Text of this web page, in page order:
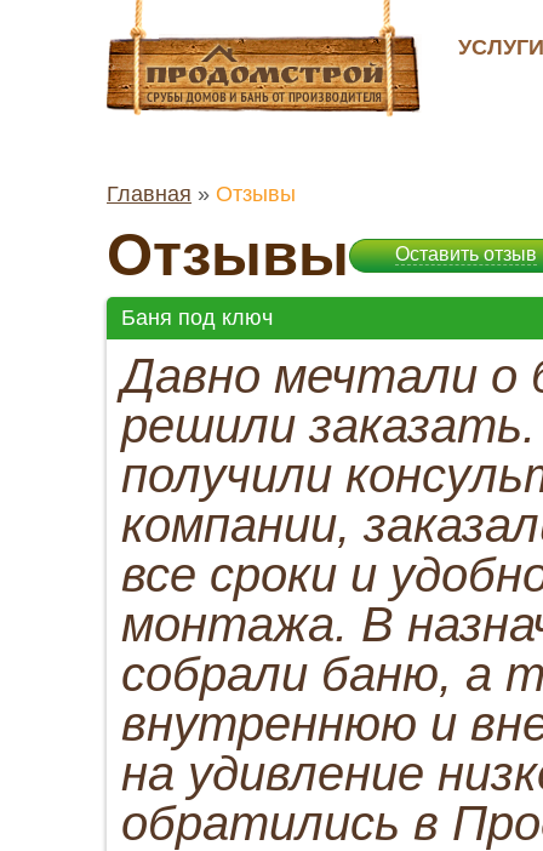
УСЛУГИ
Главная » Отзывы
Отзывы Оставить отзыв
Баня под ключ
Давно мечтали о
решили
получили
компании,
все сроки и
монтажа. В
собрали баню, а
внутреннюю и
на удивление
обратились в